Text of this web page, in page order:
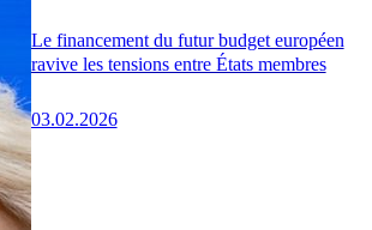
Le financement du futur budget européen
ravive les tensions entre États membres
03.02.2026